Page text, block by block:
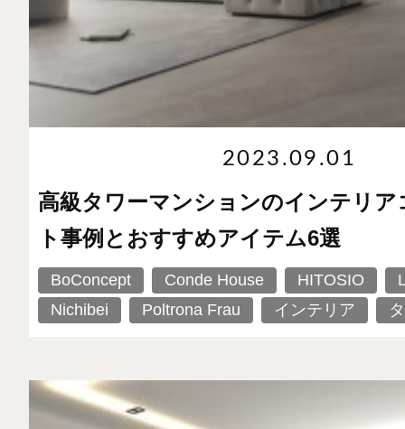
2023.09.01
高級タワーマンションのインテリア
ト事例とおすすめアイテム6選
BoConcept Conde House HITOSIO
Nichibei
Poltrona Frau インテリア